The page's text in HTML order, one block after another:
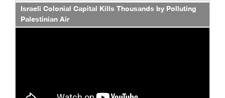
Israeli Colonial Capital Kills Thousands by Polluting
Palestinian Air